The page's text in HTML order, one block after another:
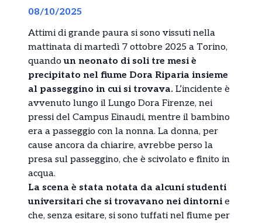
08/10/2025
Attimi di grande paura si sono vissuti nella
mattinata di martedì 7 ottobre 2025 a Torino,
quandoun neonato di soli tre mesi è
precipitato nel fiume Dora Riparia insieme
al passeggino in cui si trovava. L’incidente è
avvenuto lungo il Lungo Dora Firenze, nei
pressi del Campus Einaudi, mentre il bambino
era a passeggio con la nonna. La donna, per
cause ancora da chiarire, avrebbe perso la
presa sul passeggino, che è scivolato e finito in
acqua.
La scena è stata notata da alcuni studenti
universitari che si trovavano nei dintorni e
che, senza esitare, si sono tuffati nel fiume per